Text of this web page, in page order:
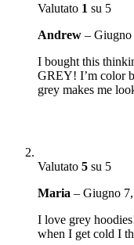
Valutato 1 su 5
Andrew – Giugno
I bought this
GREY! I’m color
grey makes me
Valutato 5 su 5
Maria – Giugno
I love grey
when I get cold I